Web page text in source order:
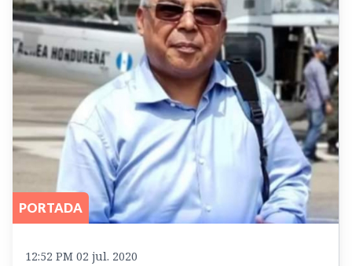
PORTADA
12:52 PM 02 jul. 2020